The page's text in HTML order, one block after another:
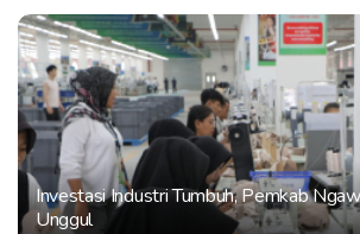
Investasi Industri Tumbuh, Pemkab
Unggul